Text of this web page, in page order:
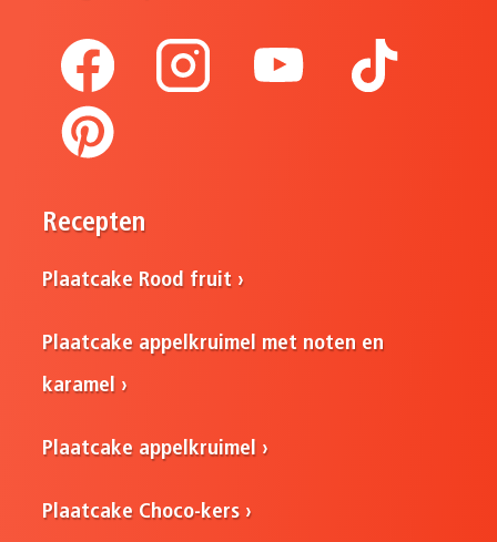
Recepten
Plaatcake Rood fruit
Plaatcake appelkruimel met noten en
karamel
Plaatcake appelkruimel
Plaatcake Choco-kers